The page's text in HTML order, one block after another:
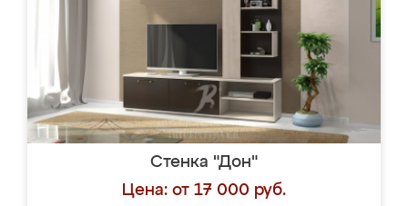
Стенка "Дон"
Цена: от 17 000 руб.